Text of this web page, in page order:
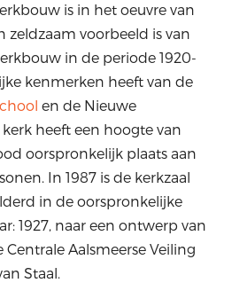
is in het oeuvre van
zeldzaam voorbeeld is van
in de periode 1920-
kenmerken heeft van de
en de Nieuwe
heeft een hoogte van
oorspronkelijk plaats aan
In 1987 is de kerkzaal
in de oorspronkelijke
1927, naar een ontwerp van
Centrale Aalsmeerse Veiling
Staal.